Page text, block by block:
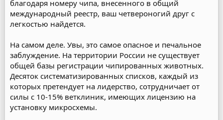
благодаря номеру чипа, внесенного в общий
международный реестр, ваш четвероногий друг с
легкостью найдется.
На самом деле. Увы, это самое опасное и печальное
заблуждение. На территории России не существует
общей базы регистрации чипированных животных.
Десяток систематизированных списков, каждый из
которых претендует на лидерство, сотрудничает от
силы с 10-15% ветклиник, имеющих лицензию на
установку микросхемы.